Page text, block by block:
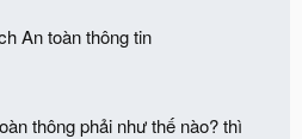
An toàn thông tin
thông phải như thế nào? thì